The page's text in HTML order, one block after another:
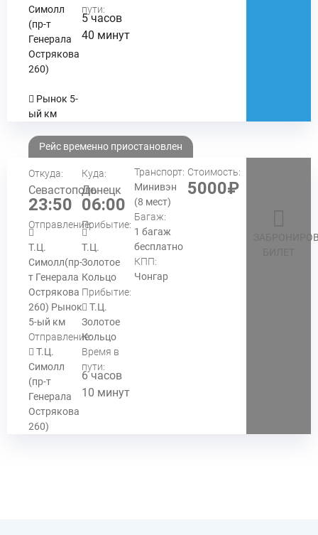
Симолл
(пр-т
Генерала
Острякова
260)
Рынок 5-
ый км
пути:
5 часов
40 минут
Рейс временно приостановлен
Откуда:
Севастополь
23:50
Отправление:
Т.Ц.
Симолл(пр-
т Генерала
Острякова
260) Рынок
5-ый км
Отправление:
Т.Ц.
Симолл
(пр-т
Генерала
Острякова
260)
Куда:
Донецк
06:00
Прибытие:
Т.Ц.
Золотое
Кольцо
Прибытие:
Т.Ц.
Золотое
Кольцо
Время в
пути:
6 часов
10 минут
Транспорт:
Минивэн
(8 мест)
Багаж:
1 багаж
бесплатно
КПП:
Чонгар
Стоимость:
5000₽